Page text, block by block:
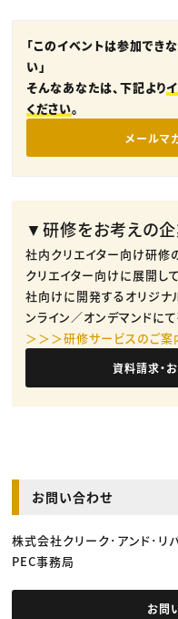
「このイベントは参加でき
い」
そんなあなたは、下記より
ください。
メールマ
▼研修をお考えの
社内クリエイター向け研修
クリエイター向けに展開し
社向けに開発するオリジナ
ンライン／オンデマンドに
＞＞＞研修サービスのご案
資料請求・
お問い合わせ
株式会社クリーク･アンド･リ
PEC事務局
お問